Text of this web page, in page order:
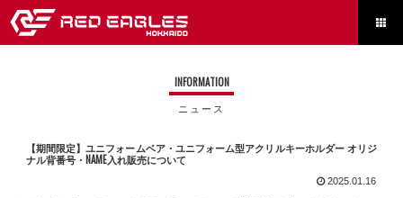

INFORMATION
ニュース
【期間限定】ユニフォームベア・ユニフォーム型アクリルキーホルダー オリジ
ナル背番号・NAME入れ販売について
2025.01.16